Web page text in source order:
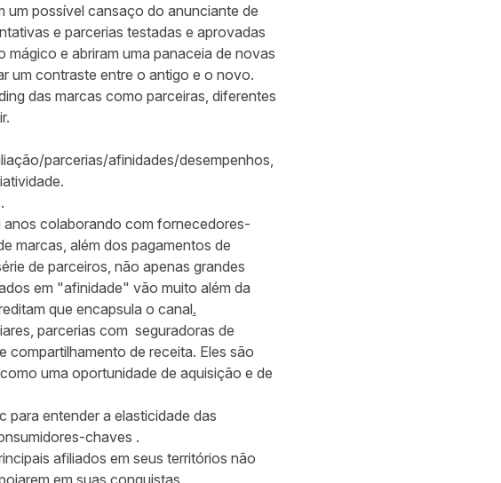
um possível cansaço do anunciante de
e parcerias testadas e aprovadas
e abriram uma panaceia de novas
um contraste entre o antigo e o novo.
das marcas como parceiras, diferentes
parcerias/afinidades/desempenhos,
anos colaborando com fornecedores-
marcas, além dos pagamentos de
de parceiros, não apenas grandes
em "afinidade" vão muito além da
que encapsula o canal.
parcerias com seguradoras de
compartilhamento de receita. Eles são
uma oportunidade de aquisição e de
entender a elasticidade das
chaves .
afiliados em seus territórios não